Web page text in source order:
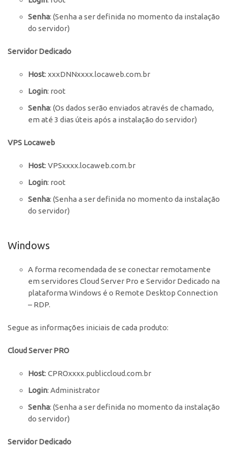
Senha: (Senha a ser definida no momento da instalação
do servidor)
Servidor Dedicado
Host: xxxDNNxxxx.locaweb.com.br
Login: root
Senha: (Os dados serão enviados através de chamado,
em até 3 dias úteis após a instalação do servidor)
VPS Locaweb
Host: VPSxxxx.locaweb.com.br
Login: root
Senha: (Senha a ser definida no momento da instalação
do servidor)
Windows
A forma recomendada de se conectar remotamente
em servidores Cloud Server Pro e Servidor Dedicado na
plataforma Windows é o Remote Desktop Connection
– RDP.
Segue as informações iniciais de cada produto:
Cloud Server PRO
Host: CPROxxxx.publiccloud.com.br
Login: Administrator
Senha: (Senha a ser definida no momento da instalação
do servidor)
Servidor Dedicado